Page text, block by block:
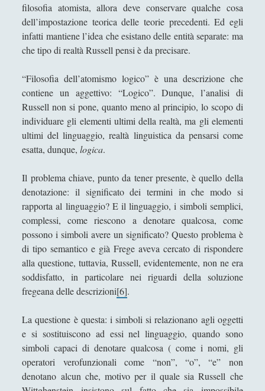
filosofia atomista, allora deve conservare qualche cosa
dell’impostazione teorica delle teorie precedenti. Ed egli
infatti mantiene l’idea che esistano delle entità separate: ma
che tipo di realtà Russell pensi è da precisare.
“Filosofia dell’atomismo logico” è una descrizione che
contiene un aggettivo: “Logico”. Dunque, l’analisi di
Russell non si pone, quanto meno al principio, lo scopo di
individuare gli elementi ultimi della realtà, ma gli elementi
ultimi del linguaggio, realtà linguistica da pensarsi come
esatta, dunque,logica.
Il problema chiave, punto da tener presente, è quello della
denotazione: il significato dei termini in che modo si
rapporta al linguaggio? E il linguaggio, i simboli semplici,
complessi, come riescono a denotare qualcosa, come
possono i simboli avere un significato? Questo problema è
di tipo semantico e già Frege aveva cercato di rispondere
alla questione, tuttavia, Russell, evidentemente, non ne era
soddisfatto, in particolare nei riguardi della soluzione
fregeana delle descrizioni[6].
La questione è questa: i simboli si relazionano agli oggetti
e si sostituiscono ad essi nel linguaggio, quando sono
simboli capaci di denotare qualcosa ( come i nomi, gli
operatori verofunzionali come “non”, “o”, “e” non
denotano alcun che, motivo per il quale sia Russell che